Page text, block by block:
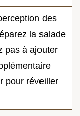
des
la salade
pas à ajouter
pour réveiller